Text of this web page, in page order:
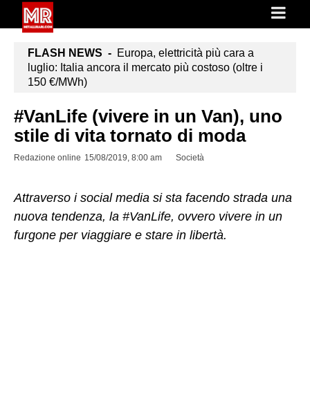
FLASH NEWS - Europa, elettricità più cara a
luglio: Italia ancora il mercato più costoso (oltre i
150 €/MWh)
#VanLife (vivere in un Van), uno
stile di vita tornato di moda
Redazione online 15/08/2019, 8:00 am Società
Attraverso i social media si sta facendo strada una
nuova tendenza, la #VanLife, ovvero vivere in un
furgone per viaggiare e stare in libertà.